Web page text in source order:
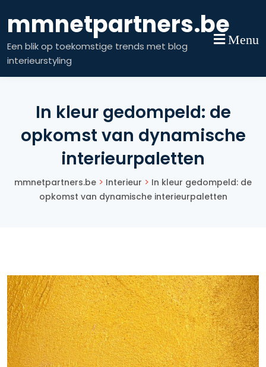
to
content
mmnetpartners.be
Een blik op toekomstige trends met blog
interieurstyling
Menu
In kleur gedompeld: de
opkomst van dynamische
interieurpaletten
mmnetpartners.be > Interieur > In kleur gedompeld: de
opkomst van dynamische interieurpaletten